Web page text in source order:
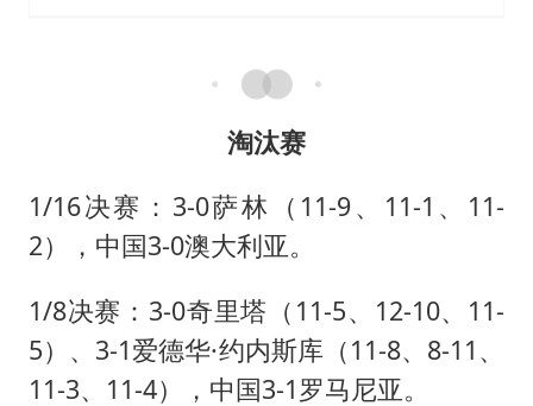
淘汰赛
1/16决赛：3-0萨林（11-9、11-1、11-
2），中国3-0澳大利亚。
1/8决赛：3-0奇里塔（11-5、12-10、11-
5）、3-1爱德华·约内斯库（11-8、8-11、
11-3、11-4），中国3-1罗马尼亚。